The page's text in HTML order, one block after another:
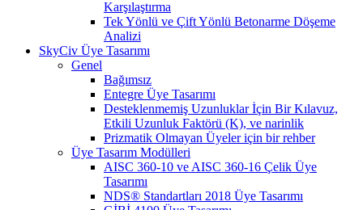
Karşılaştırma
Tek Yönlü ve Çift Yönlü Betonarme Döşeme
Analizi
SkyCiv Üye Tasarımı
Genel
Bağımsız
Entegre Üye Tasarımı
Desteklenmemiş Uzunluklar İçin Bir Kılavuz,
Etkili Uzunluk Faktörü (K), ve narinlik
Prizmatik Olmayan Üyeler için bir rehber
Üye Tasarım Modülleri
AISC 360-10 ve AISC 360-16 Çelik Üye
Tasarımı
NDS® Standartları 2018 Üye Tasarımı